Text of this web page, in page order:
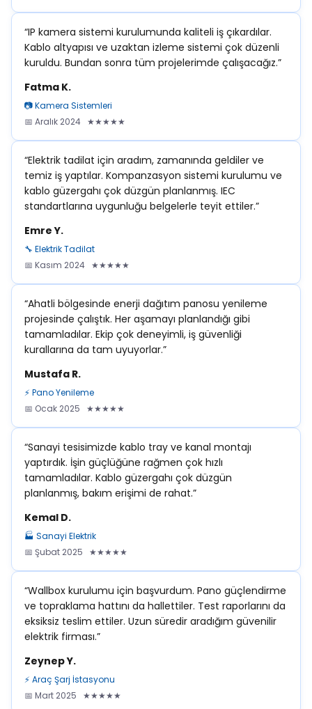
“IP kamera sistemi kurulumunda kaliteli iş çıkardılar.
Kablo altyapısı ve uzaktan izleme sistemi çok düzenli
kuruldu. Bundan sonra tüm projelerimde çalışacağız.”
Fatma K.
📷 Kamera Sistemleri
📅 Aralık 2024 ★★★★★
“Elektrik tadilat için aradım, zamanında geldiler ve
temiz iş yaptılar. Kompanzasyon sistemi kurulumu ve
kablo güzergahı çok düzgün planlanmış. IEC
standartlarına uygunluğu belgelerle teyit ettiler.”
Emre Y.
🔧 Elektrik Tadilat
📅 Kasım 2024 ★★★★★
“Ahatli bölgesinde enerji dağıtım panosu yenileme
projesinde çalıştık. Her aşamayı planlandığı gibi
tamamladılar. Ekip çok deneyimli, iş güvenliği
kurallarına da tam uyuyorlar.”
Mustafa R.
⚡ Pano Yenileme
📅 Ocak 2025 ★★★★★
“Sanayi tesisimizde kablo tray ve kanal montajı
yaptırdık. İşin güçlüğüne rağmen çok hızlı
tamamladılar. Kablo güzergahı çok düzgün
planlanmış, bakım erişimi de rahat.”
Kemal D.
🏭 Sanayi Elektrik
📅 Şubat 2025 ★★★★★
“Wallbox kurulumu için başvurdum. Pano güçlendirme
ve topraklama hattını da hallettiler. Test raporlarını da
eksiksiz teslim ettiler. Uzun süredir aradığım güvenilir
elektrik firması.”
Zeynep Y.
⚡ Araç Şarj İstasyonu
📅 Mart 2025 ★★★★★